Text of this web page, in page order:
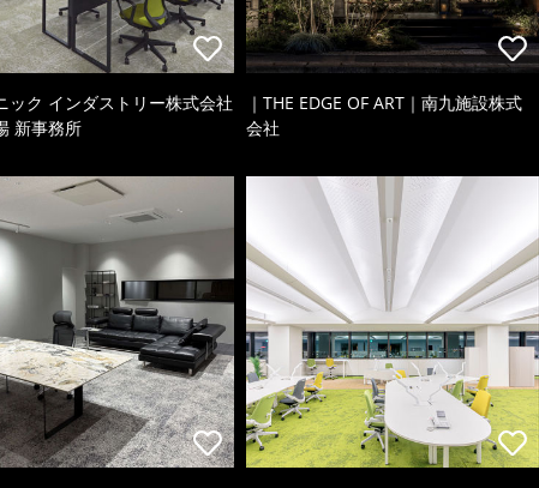
ック インダストリー株式会社
新事務所
｜THE EDGE OF ART｜南九施設株式
会社